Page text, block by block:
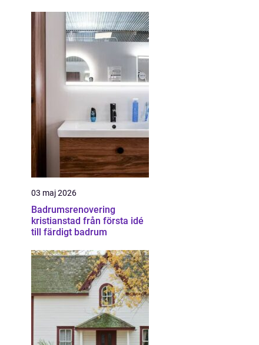
03 maj 2026
Badrumsrenovering
kristianstad från första idé
till färdigt badrum